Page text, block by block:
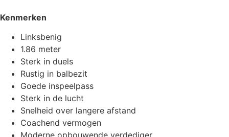
Kenmerken
Linksbenig
1.86 meter
Sterk in duels
Rustig in balbezit
Goede inspeelpass
Sterk in de lucht
Snelheid over langere afstand
Coachend vermogen